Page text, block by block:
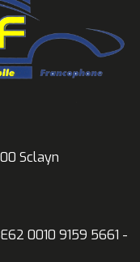
Sclayn
0010 9159 5661 -